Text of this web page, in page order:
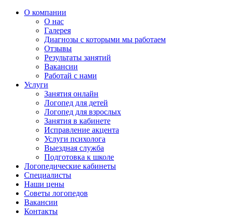
О компании
О нас
Галерея
Диагнозы с которыми мы работаем
Отзывы
Результаты занятий
Вакансии
Работай с нами
Услуги
Занятия онлайн
Логопед для детей
Логопед для взрослых
Занятия в кабинете
Исправление акцента
Услуги психолога
Выездная служба
Подготовка к школе
Логопедические кабинеты
Специалисты
Наши цены
Советы логопедов
Вакансии
Контакты